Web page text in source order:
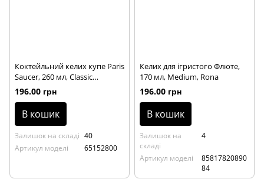
Коктейльний келих купе Paris
Saucer, 260 мл, Classic
Cocktails, Rona
196.00 грн
В кошик
Залишок на складі 40
Артикул моделі
65152800
Келих для ігристого Флюте,
170 мл, Medium, Rona
196.00 грн
В кошик
Залишок на
складі
4
Артикул моделі
85817820890
84